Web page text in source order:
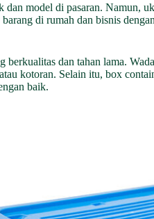
dan model di pasaran.
di rumah dan bisnis
dan tahan lama.
kotoran. Selain itu, box
baik.